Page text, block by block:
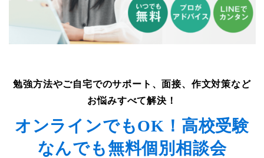
勉強方法やご自宅でのサポート、面接、作文対策など
お悩みすべて解決！
オンラインでもOK！高校受験
なんでも無料個別相談会